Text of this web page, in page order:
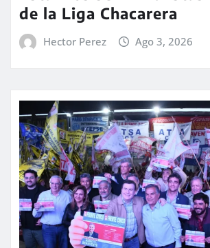
de la Liga Chacarera
Hector Perez Ago 3, 2026